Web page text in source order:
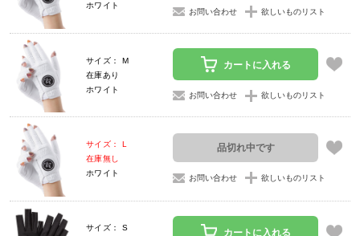
ホワイト
お問い合わせ 欲しいものリスト
サイズ： M
在庫あり
ホワイト
カートに入れる
お問い合わせ 欲しいものリスト
サイズ： L
在庫無し
ホワイト
品切れ中です
お問い合わせ 欲しいものリスト
サイズ： S
カートに入れる